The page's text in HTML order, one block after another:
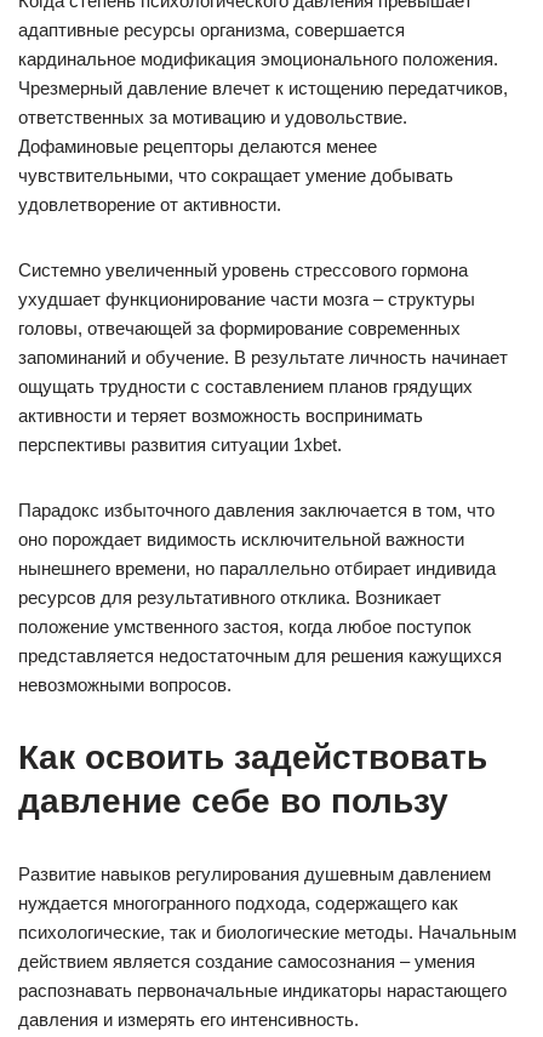
адаптивные ресурсы организма, совершается
кардинальное модификация эмоционального положения.
Чрезмерный давление влечет к истощению передатчиков,
ответственных за мотивацию и удовольствие.
Дофаминовые рецепторы делаются менее
чувствительными, что сокращает умение добывать
удовлетворение от активности.
Системно увеличенный уровень стрессового гормона
ухудшает функционирование части мозга – структуры
головы, отвечающей за формирование современных
запоминаний и обучение. В результате личность начинает
ощущать трудности с составлением планов грядущих
активности и теряет возможность воспринимать
перспективы развития ситуации 1xbet.
Парадокс избыточного давления заключается в том, что
оно порождает видимость исключительной важности
нынешнего времени, но параллельно отбирает индивида
ресурсов для результативного отклика. Возникает
положение умственного застоя, когда любое поступок
представляется недостаточным для решения кажущихся
невозможными вопросов.
Как освоить задействовать
давление себе во пользу
Развитие навыков регулирования душевным давлением
нуждается многогранного подхода, содержащего как
психологические, так и биологические методы. Начальным
действием является создание самосознания – умения
распознавать первоначальные индикаторы нарастающего
давления и измерять его интенсивность.